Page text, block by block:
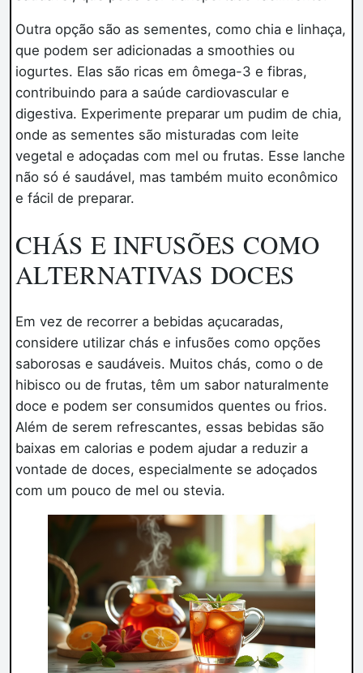
Outra opção são as sementes, como chia e linhaça,
que podem ser adicionadas a smoothies ou
iogurtes. Elas são ricas em ômega-3 e fibras,
contribuindo para a saúde cardiovascular e
digestiva. Experimente preparar um pudim de chia,
onde as sementes são misturadas com leite
vegetal e adoçadas com mel ou frutas. Esse lanche
não só é saudável, mas também muito econômico
e fácil de preparar.
CHÁS E INFUSÕES COMO
ALTERNATIVAS DOCES
Em vez de recorrer a bebidas açucaradas,
considere utilizar chás e infusões como opções
saborosas e saudáveis. Muitos chás, como o de
hibisco ou de frutas, têm um sabor naturalmente
doce e podem ser consumidos quentes ou frios.
Além de serem refrescantes, essas bebidas são
baixas em calorias e podem ajudar a reduzir a
vontade de doces, especialmente se adoçados
com um pouco de mel ou stevia.